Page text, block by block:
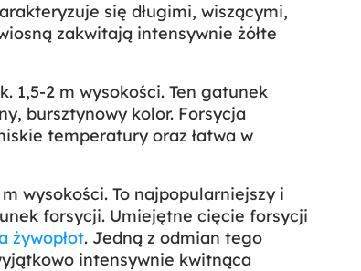
się długimi, wiszącymi,
zakwitają intensywnie żółte
1,5-2 m wysokości. Ten gatunek
bursztynowy kolor. Forsycja
temperatury oraz łatwa w
wysokości. To najpopularniejszy i
forsycji. Umiejętne cięcie forsycji
żywopłot. Jedną z odmian tego
intensywnie kwitnąca